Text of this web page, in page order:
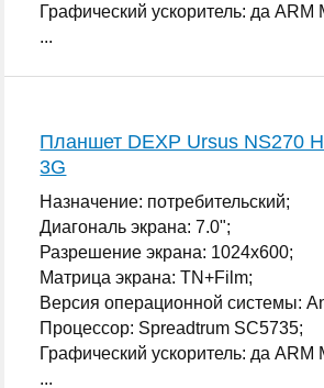
Графический ускоритель: да ARM
...
Планшет DEXP Ursus NS270
3G
Назначение: потребительский;
Диагональ экрана: 7.0";
Разрешение экрана: 1024x600;
Матрица экрана: TN+Film;
Версия операционной системы:
Процессор: Spreadtrum SC5735;
Графический ускоритель: да ARM
...